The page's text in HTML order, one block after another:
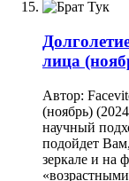
лица
Автор:
(ноябрь)
научный
подойдет
зеркале и на